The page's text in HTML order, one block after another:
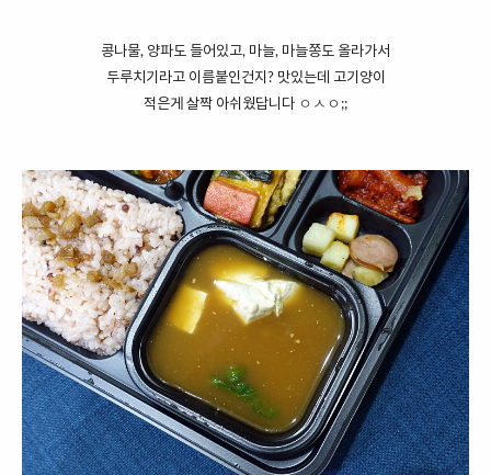
콩나물, 양파도 들어있고, 마늘, 마늘쫑도 올라가서
두루치기라고 이름붙인건지? 맛있는데 고기양이
적은게 살짝 아쉬웠답니다 ㅇㅅㅇ;;